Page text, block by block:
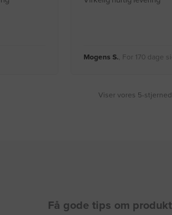
Mogens S., For 170 dage
Viser vores 5-
Få gode tips om